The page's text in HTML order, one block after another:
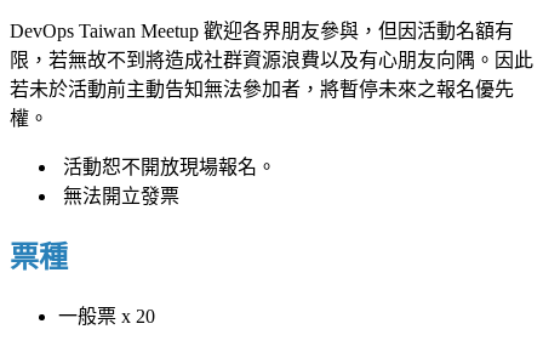
DevOps Taiwan Meetup 歡迎各界朋友參與，但因活動名額有
限，若無故不到將造成社群資源浪費以及有心朋友向隅。因此
若未於活動前主動告知無法參加者，將暫停未來之報名優先
權。
活動恕不開放現場報名。
無法開立發票
票種
一般票 x 20